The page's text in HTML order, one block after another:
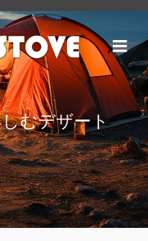
むデザート